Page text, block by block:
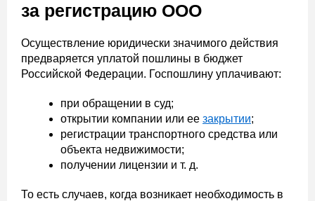
за регистрацию ООО
Осуществление юридически значимого действия
предваряется уплатой пошлины в бюджет
Российской Федерации. Госпошлину уплачивают:
при обращении в суд;
открытии компании или ее закрытии;
регистрации транспортного средства или
объекта недвижимости;
получении лицензии и т. д.
То есть случаев, когда возникает необходимость в